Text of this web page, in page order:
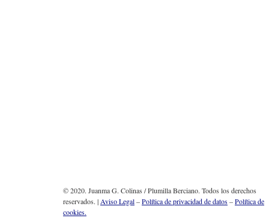
© 2020. Juanma G. Colinas / Plumilla Berciano. Todos los derechos
reservados. |Aviso Legal–Política de privacidad de datos–Política de
cookies.